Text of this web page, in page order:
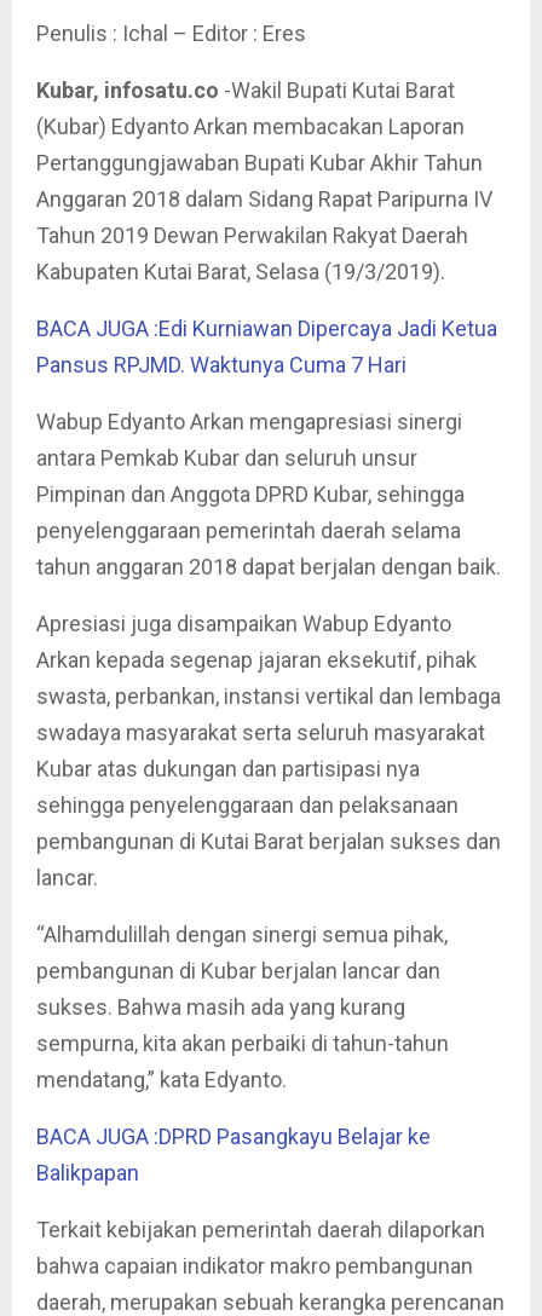
Penulis : Ichal – Editor : Eres
Kubar, infosatu.co -Wakil Bupati Kutai Barat
(Kubar) Edyanto Arkan membacakan Laporan
Pertanggungjawaban Bupati Kubar Akhir Tahun
Anggaran 2018 dalam Sidang Rapat Paripurna IV
Tahun 2019 Dewan Perwakilan Rakyat Daerah
Kabupaten Kutai Barat, Selasa (19/3/2019).
BACA JUGA :Edi Kurniawan Dipercaya Jadi Ketua
Pansus RPJMD. Waktunya Cuma 7 Hari
Wabup Edyanto Arkan mengapresiasi sinergi
antara Pemkab Kubar dan seluruh unsur
Pimpinan dan Anggota DPRD Kubar, sehingga
penyelenggaraan pemerintah daerah selama
tahun anggaran 2018 dapat berjalan dengan baik.
Apresiasi juga disampaikan Wabup Edyanto
Arkan kepada segenap jajaran eksekutif, pihak
swasta, perbankan, instansi vertikal dan lembaga
swadaya masyarakat serta seluruh masyarakat
Kubar atas dukungan dan partisipasi nya
sehingga penyelenggaraan dan pelaksanaan
pembangunan di Kutai Barat berjalan sukses dan
lancar.
“Alhamdulillah dengan sinergi semua pihak,
pembangunan di Kubar berjalan lancar dan
sukses. Bahwa masih ada yang kurang
sempurna, kita akan perbaiki di tahun-tahun
mendatang,” kata Edyanto.
BACA JUGA :DPRD Pasangkayu Belajar ke
Balikpapan
Terkait kebijakan pemerintah daerah dilaporkan
bahwa capaian indikator makro pembangunan
daerah, merupakan sebuah kerangka perencanan